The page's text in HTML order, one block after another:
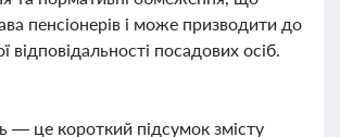
пенсіонерів і може призводити до
відповідальності посадових осіб.
— це короткий підсумок змісту